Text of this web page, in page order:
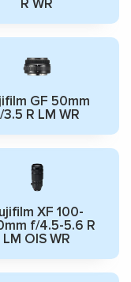
R WR
GF 50mm
R LM WR
XF 100-
f/4.5-5.6 R
LM OIS WR